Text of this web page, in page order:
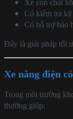
Xe còn chất
Có kiểm tra
Có hỗ trợ bảo
Đây là giải pháp tối
Xe nâng điện
Trong môi trường
thường giúp: